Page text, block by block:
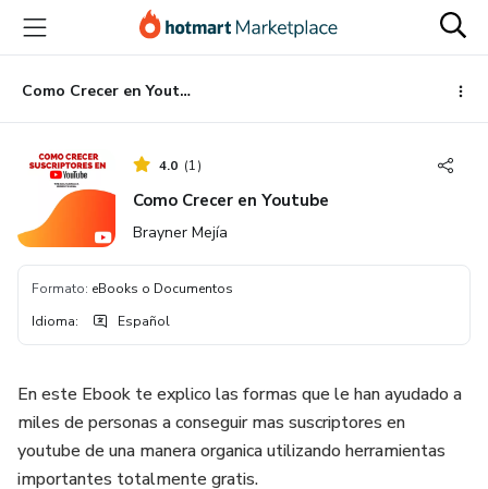
principal
página
de
página
Como Crecer en Youtube
4.0 (1)
Como Crecer en Youtube
Brayner Mejía
Formato: eBooks o Documentos
Idioma: Español
En este Ebook te explico las formas que le han ayudado a
miles de personas a conseguir mas suscriptores en
youtube de una manera organica utilizando herramientas
importantes totalmente gratis.